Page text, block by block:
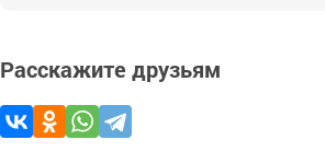
Расскажите друзьям